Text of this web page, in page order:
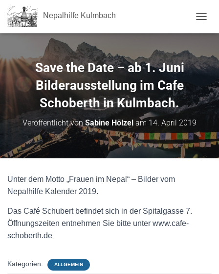
Nepalhilfe Kulmbach
Save the Date – ab 1. Juni
Bilderausstellung im Cafe
Schoberth in Kulmbach.
Veröffentlicht von Sabine Hölzel am 14. April 2019
Unter dem Motto „Frauen im Nepal“ – Bilder vom
Nepalhilfe Kalender 2019.
Das Café Schubert befindet sich in der Spitalgasse 7.
Öffnungszeiten entnehmen Sie bitte unter www.cafe-
schoberth.de
Kategorien: ALLGEMEIN